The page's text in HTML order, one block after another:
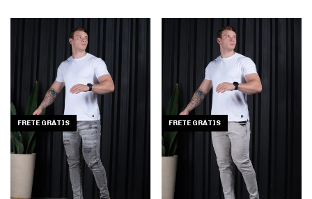
FRETE GRÁTIS FRETE GRÁTIS